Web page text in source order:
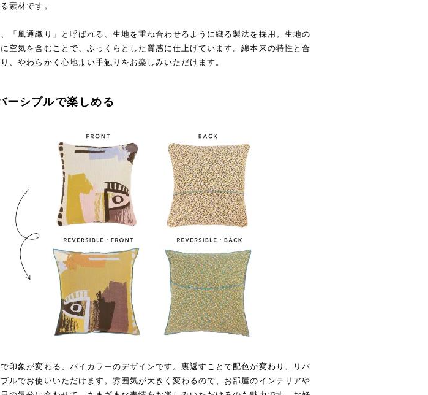
素材です。
、「風通織り」と呼ばれる、生地を重ね合わせるように織る製法を採用。生地の
空気を含むことで、ふっくらとした質感に仕上げています。綿本来の特性と合
、やわらかく心地よい手触りをお楽しみいただけます。
ーシブルで楽しめる
印象が変わる、バイカラーのデザインです。裏返すことで配色が変わり、リバ
ルでお使いいただけます。雰囲気が大きく変わるので、お部屋のインテリアや